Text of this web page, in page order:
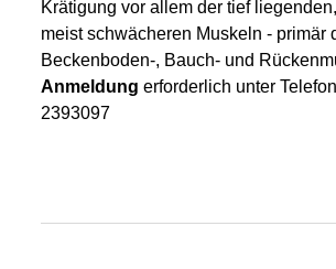
Krätigung vor allem der tief
meist schwächeren Muskeln - primär
Beckenboden-, Bauch- und
Anmeldung erforderlich unter
2393097